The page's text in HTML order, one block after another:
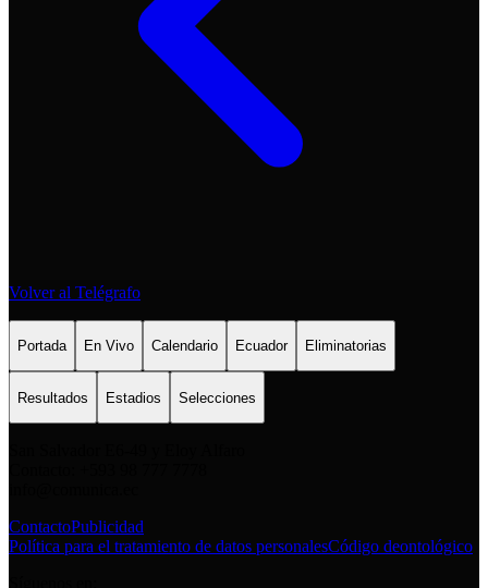
Volver al Telégrafo
Portada En Vivo Calendario Ecuador Eliminatorias
Resultados Estadios Selecciones
ContactoPublicidad
Política para el tratamiento de datos personalesCódigo deontológico